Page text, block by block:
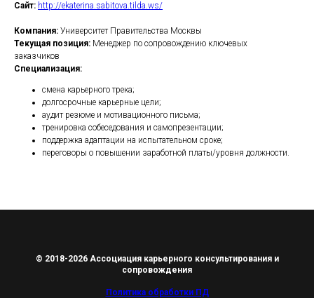
Сайт: http://ekaterina.sabitova.tilda.ws/
Компания: Университет Правительства Москвы
Текущая позиция: Менеджер по сопровождению ключевых
заказчиков
Специализация:
смена карьерного трека;
долгосрочные карьерные цели;
аудит резюме и мотивационного письма;
тренировка собеседования и самопрезентации;
поддержка адаптации на испытательном сроке;
переговоры о повышении заработной платы/уровня должности.
© 2018-2026 Ассоциация карьерного консультирования и
сопровождения
Политика обработки ПД